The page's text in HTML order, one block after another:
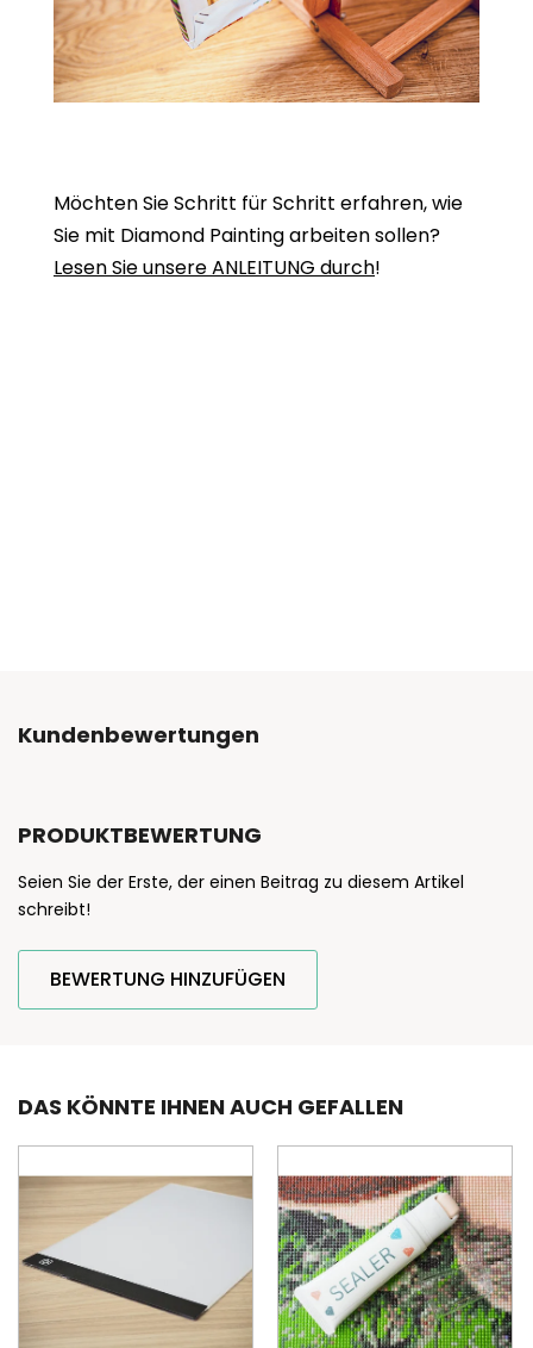
Möchten Sie Schritt für Schritt erfahren, wie
Sie mit Diamond Painting arbeiten sollen?
Lesen Sie unsere ANLEITUNG durch!
Kundenbewertungen
PRODUKTBEWERTUNG
Seien Sie der Erste, der einen Beitrag zu diesem Artikel
schreibt!
BEWERTUNG HINZUFÜGEN
DAS KÖNNTE IHNEN AUCH GEFALLEN